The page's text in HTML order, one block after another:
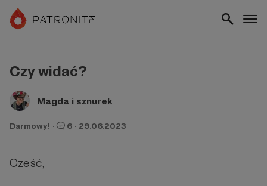
Czy widać?
Magda i sznurek
Darmowy! · 6 · 29.06.2023
Cześć,